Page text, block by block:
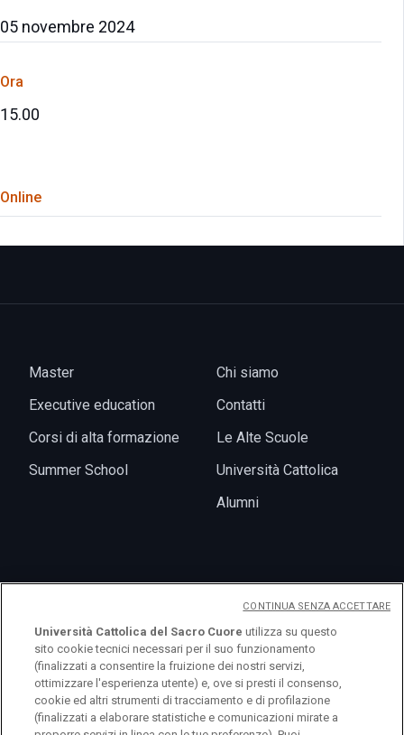
05 novembre 2024
Ora
15.00
Online
Master
Executive education
Corsi di alta formazione
Summer School
Chi siamo
Contatti
Le Alte Scuole
Università Cattolica
Alumni
Eventi
Università Cattolica del Sacro Cuore utilizza su questo
sito cookie tecnici necessari per il suo funzionamento
(finalizzati a consentire la fruizione dei nostri servizi,
ottimizzare l'esperienza utente) e, ove si presti il consenso,
cookie ed altri strumenti di tracciamento e di profilazione
(finalizzati a elaborare statistiche e comunicazioni mirate a
CONTINUA SENZA ACCETTARE